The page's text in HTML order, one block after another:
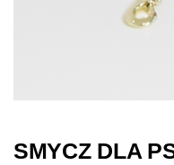
SMYCZ DLA